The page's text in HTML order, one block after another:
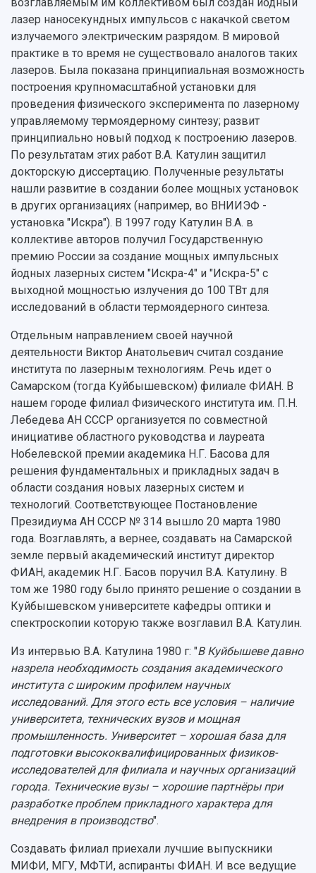
лазер наносекундных импульсов с накачкой светом
излучаемого электрическим разрядом. В мировой
практике в то время не существовало аналогов таких
лазеров. Была показана принципиальная возможность
построения крупномасштабной установки для
проведения физического эксперимента по лазерному
управляемому термоядерному синтезу; развит
принципиально новый подход к построению лазеров.
По результатам этих работ В.А. Катулин защитил
докторскую диссертацию. Полученные результаты
нашли развитие в создании более мощных установок
в других организациях (например, во ВНИИЭФ -
установка "Искра"). В 1997 году Катулин В.А. в
коллективе авторов получил Государственную
премию России за создание мощных импульсных
йодных лазерных систем "Искра-4" и "Искра-5" с
выходной мощностью излучения до 100 ТВт для
исследований в области термоядерного синтеза.
Отдельным направлением своей научной
деятельности Виктор Анатольевич считал создание
института по лазерным технологиям. Речь идет о
Самарском (тогда Куйбышевском) филиале ФИАН. В
нашем городе филиал Физического института им. П.Н.
Лебедева АН СССР организуется по совместной
инициативе областного руководства и лауреата
Нобелевской премии академика Н.Г. Басова для
решения фундаментальных и прикладных задач в
области создания новых лазерных систем и
технологий. Соответствующее Постановление
Президиума АН СССР № 314 вышло 20 марта 1980
года. Возглавлять, а вернее, создавать на Самарской
земле первый академический институт директор
ФИАН, академик Н.Г. Басов поручил В.А. Катулину. В
том же 1980 году было принято решение о создании в
Куйбышевском университете кафедры оптики и
спектроскопии которую также возглавил В.А. Катулин.
Из интервью В.А. Катулина 1980 г: "В Куйбышеве давно
назрела необходимость создания академического
института с широким профилем научных
исследований. Для этого есть все условия – наличие
университета, технических вузов и мощная
промышленность. Университет – хорошая база для
подготовки высококвалифицированных физиков-
исследователей для филиала и научных организаций
города. Технические вузы – хорошие партнёры при
разработке проблем прикладного характера для
внедрения в производство".
Создавать филиал приехали лучшие выпускники
МИФИ, МГУ, МФТИ, аспиранты ФИАН. И все ведущие